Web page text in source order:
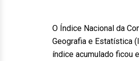
O Índice Nacional da
Geografia e Estatística
índice acumulado ficou